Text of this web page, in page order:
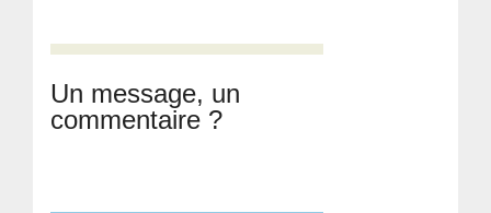
Un message, un
commentaire ?